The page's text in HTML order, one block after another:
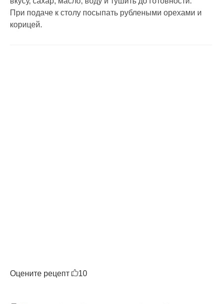
При подаче к столу посыпать рублеными орехами и
корицей.
Оцените рецепт 10